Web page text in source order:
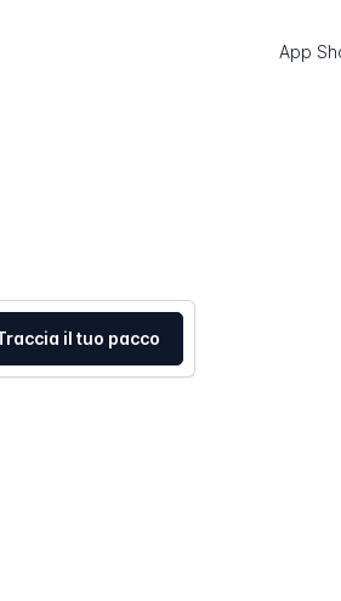
App
il tuo pacco